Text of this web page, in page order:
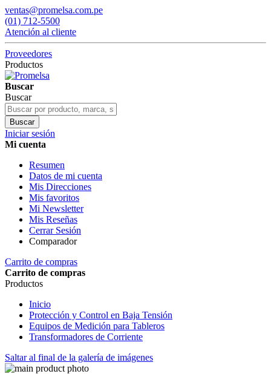
ventas@promelsa.com.pe
(01) 712-5500
Atención al cliente
Proveedores
Productos
Buscar
Buscar
Buscar
Iniciar sesión
Mi cuenta
Resumen
Datos de mi cuenta
Mis Direcciones
Mis favoritos
Mi Newsletter
Mis Reseñas
Cerrar Sesión
Comparador
Carrito de compras
Carrito de compras
Productos
Inicio
Protección y Control en Baja Tensión
Equipos de Medición para Tableros
Transformadores de Corriente
Saltar al final de la galería de imágenes